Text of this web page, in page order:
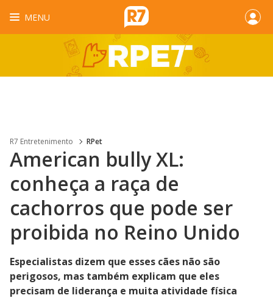
MENU
R7 Entretenimento RPet
American bully XL:
conheça a raça de
cachorros que pode ser
proibida no Reino Unido
Especialistas dizem que esses cães não são
perigosos, mas também explicam que eles
precisam de liderança e muita atividade física